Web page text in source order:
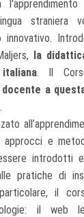
straniera
innovativo.
la
. Il
a
.
approcci e
introdotti
pratiche di
il
il web